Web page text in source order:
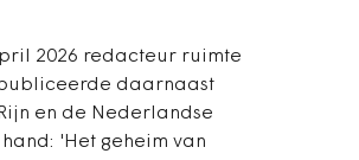
2026 redacteur ruimte
daarnaast
en de Nederlandse
'Het geheim van